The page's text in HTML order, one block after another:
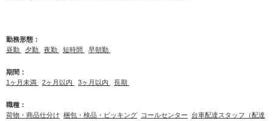
勤務形態：
昼勤
夕勤 夜勤 短時間 早朝勤
期間：
1ヶ月未満
2ヶ月以内 3ヶ月以内 長期
職種：
荷物・商品仕分け 梱包・検品・ピッキング コールセンター
台車配達スタッフ（配達